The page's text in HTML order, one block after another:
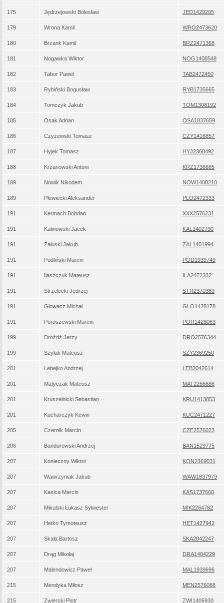
175 Jędrzejowski Bolesław JED1429205
179 Wrona Kamil WRO2473620
180 Brzank Kamil BRZ2471368
181 Nogawka Wiktor NOG1408548
182 Tabor Pawel TAB2472450
183 Rybiński Bogusław RYB1735665
184 Tomczyk Jakub TOM1308192
185 Osak Adrian OSA1837659
186 Czyżewski Tomasz CZY1416857
187 Hyjek Tomasz HYJ2368492
188 Krzanowski Antoni KRZ1736665
189 Nowik Nikodem NOW1408210
189 Płowiecki Aleksander PLO2472333
191 Kermach Bohdan XXX2576231
191 Kalinowski Jacek KAL1402790
191 Załuski Jakub ZAL1401994
191 Podliński Marcin POD1939749
191 Ilaszczuk Mateusz ILA2472332
191 Strzelecki Jędrzej STR2370389
191 Głowacz Michał GLO1428178
191 Poroszewski Marcin POR1428063
199 Drożdż Jerzy DRO2576344
199 Szyłak Mateusz SZY2369250
201 Lebejko Andrzej LEB2042614
201 Matyczak Mateusz MAT2266686
201 Kruszelnicki Sebastian KRU1413853
201 Kucharczyk Kewin KUC2471227
205 Czernik Marcin CZE2576023
206 Bandurowski Andrzej BAN1529775
207 Konieczny Wiktor KON2369031
207 Wawrzyniak Jakub WAW1837979
207 Kasica Marcin KAS1737660
207 Mikulski Łukasz Sylwester MIK2264782
207 Hetko Tymoteusz HET1427942
207 Skała Bartosz SKA2042247
207 Drąg Mikołaj DRA1404229
207 Malendowicz Paweł MAL1939696
215 Mendyka Miłosz MEN2576088
215 Zwierski Piotr ZWI1405930